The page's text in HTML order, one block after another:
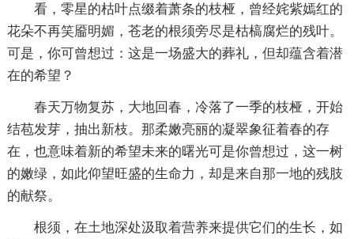
看，零星的枯叶点缀着萧条的枝桠，曾经姹紫嫣红的
花朵不再笑靥明媚，苍老的根须旁尽是枯槁腐烂的残叶。
可是，你可曾想过：这是一场盛大的葬礼，但却蕴含着潜
在的希望？
春天万物复苏，大地回春，冷落了一季的枝桠，开始
结苞发芽，抽出新枝。那柔嫩亮丽的凝翠象征着春的存
在，也意味着新的希望未来的曙光可是你曾想过，这一树
的嫩绿，如此仰望旺盛的生命力，却是来自那一地的残肢
的献祭。
根须，在土地深处汲取着营养来提供它们的生长，如